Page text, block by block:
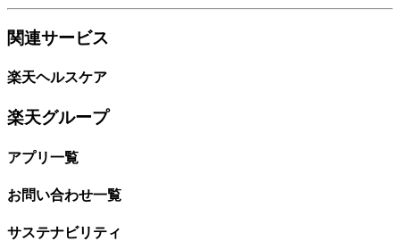
関連サービス
楽天ヘルスケア
楽天グループ
アプリ一覧
お問い合わせ一覧
サステナビリティ